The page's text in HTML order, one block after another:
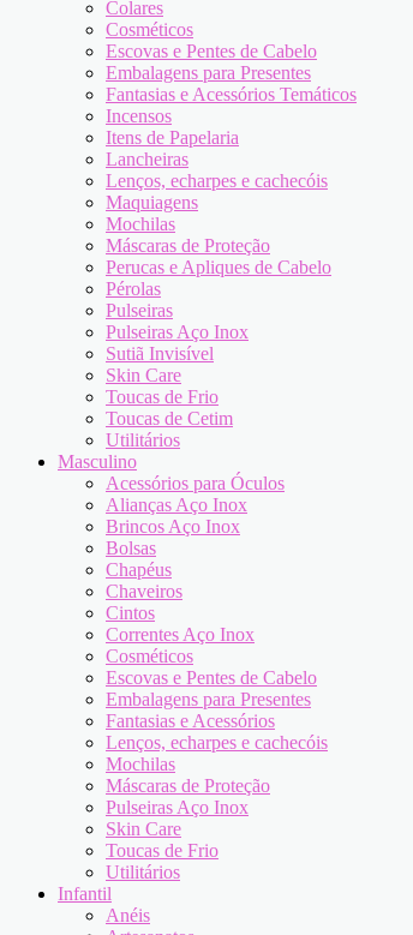
Colares
Cosméticos
Escovas e Pentes de Cabelo
Embalagens para Presentes
Fantasias e Acessórios Temáticos
Incensos
Itens de Papelaria
Lancheiras
Lenços, echarpes e cachecóis
Maquiagens
Mochilas
Máscaras de Proteção
Perucas e Apliques de Cabelo
Pérolas
Pulseiras
Pulseiras Aço Inox
Sutiã Invisível
Skin Care
Toucas de Frio
Toucas de Cetim
Utilitários
Masculino
Acessórios para Óculos
Alianças Aço Inox
Brincos Aço Inox
Bolsas
Chapéus
Chaveiros
Cintos
Correntes Aço Inox
Cosméticos
Escovas e Pentes de Cabelo
Embalagens para Presentes
Fantasias e Acessórios
Lenços, echarpes e cachecóis
Mochilas
Máscaras de Proteção
Pulseiras Aço Inox
Skin Care
Toucas de Frio
Utilitários
Infantil
Anéis